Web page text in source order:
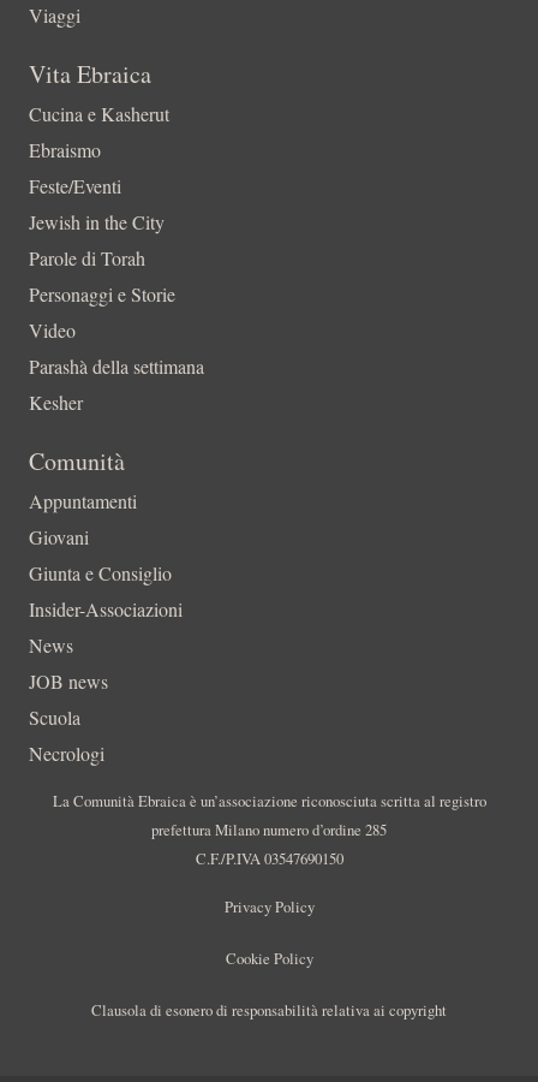
Viaggi
Vita Ebraica
Cucina e Kasherut
Ebraismo
Feste/Eventi
Jewish in the City
Parole di Torah
Personaggi e Storie
Video
Parashà della settimana
Kesher
Comunità
Appuntamenti
Giovani
Giunta e Consiglio
Insider-Associazioni
News
JOB news
Scuola
Necrologi
La Comunità Ebraica è un’associazione riconosciuta scritta al registro
prefettura Milano numero d’ordine 285
C.F./P.IVA 03547690150
Privacy Policy
Cookie Policy
Clausola di esonero di responsabilità relativa ai copyright